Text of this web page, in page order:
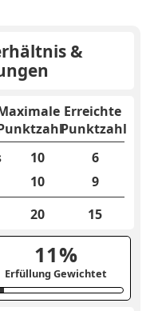
&
Erreichte
Punktzahl
10
6
10
9
20 15
11%
Erfüllung Gewichtet